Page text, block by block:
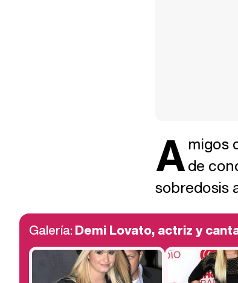
Amigos
de
sobredosis
Galería:Demi Lovato, actriz y